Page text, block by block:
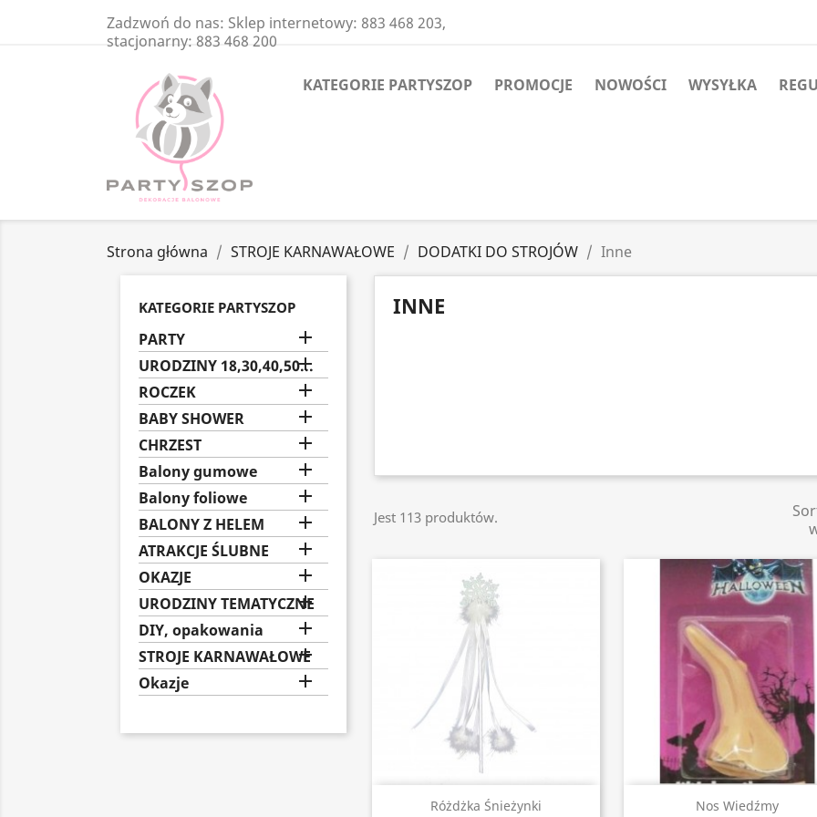
Zadzwoń do nas: Sklep internetowy: 883 468 203,
stacjonarny: 883 468 200
KATEGORIE PARTYSZOP PROMOCJE NOWOŚCI WYSYŁKA
Strona główna STROJE KARNAWAŁOWE DODATKI DO STROJÓW Inne
KATEGORIE PARTYSZOP
PARTY 
URODZINY 18,30,40,50...

ROCZEK 
BABY SHOWER 
CHRZEST 
Balony gumowe 
Balony foliowe 
BALONY Z HELEM 
ATRAKCJE ŚLUBNE 
OKAZJE 
URODZINY TEMATYCZNE

DIY, opakowania 
STROJE KARNAWAŁOWE

Okazje 
INNE
Jest 113 produktów.
Różdżka Śnieżynki
Szybki podgląd Nos Wiedźmy
Szybki podgląd